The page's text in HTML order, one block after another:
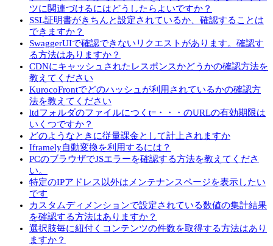
ツに関連づけるにはどうしたらよいですか？
SSL証明書がきちんと設定されているか、確認することは
できますか？
SwaggerUIで確認できないリクエストがあります。確認す
る方法はありますか？
CDNにキャッシュされたレスポンスかどうかの確認方法を
教えてください
KurocoFrontでどのハッシュが利用されているかの確認方
法を教えてください
ltdフォルダのファイルにつくt=・・・のURLの有効期限は
いくつですか？
どのようなときに従量課金として計上されますか
Iframely自動変換を利用するには？
PCのブラウザでJSエラーを確認する方法を教えてくださ
い。
特定のIPアドレス以外はメンテナンスページを表示したい
です
カスタムディメンションで設定されている数値の集計結果
を確認する方法はありますか？
選択肢毎に紐付くコンテンツの件数を取得する方法はあり
ますか？